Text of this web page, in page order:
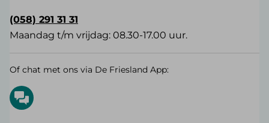
(058) 291 31 31
Maandag t/m vrijdag: 08.30-17.00 uur.
Of chat met ons via De Friesland App: